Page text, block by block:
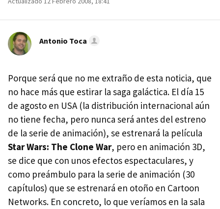
Antonio Toca
Porque será que no me extraño de esta noticia, que
no hace más que estirar la saga galáctica. El día 15
de agosto en USA (la distribución internacional aún
no tiene fecha, pero nunca será antes del estreno
de la serie de animación), se estrenará la película
Star Wars: The Clone War, pero en animación 3D,
se dice que con unos efectos espectaculares, y
como preámbulo para la serie de animación (30
capítulos) que se estrenará en otoño en Cartoon
Networks. En concreto, lo que veríamos en la sala